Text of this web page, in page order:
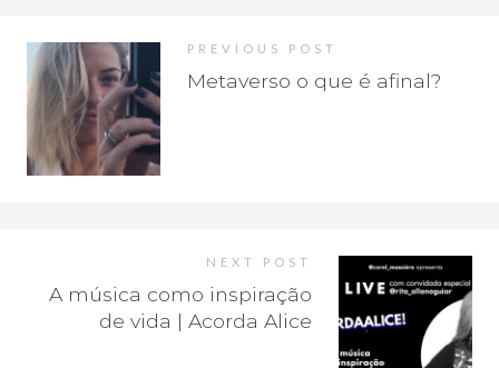
PREVIOUS POST
Metaverso o que é afinal?
NEXT POST
A música como inspiração
de vida | Acorda Alice